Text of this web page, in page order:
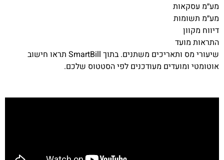
מע״מ עסקאות
מע״מ תשומות
דיווח מקוון
התראות מועד
שיעורי מס ותאריכים משתנים. בתוך SmartBill תראו חישוב
אוטומטי ומועדים מעודכנים לפי הסטטוס שלכם.